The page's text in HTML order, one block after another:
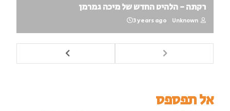
רקתה - הלהיט החדש של מיכה גמרמן
Unknown
3 years ago
אל תפספס